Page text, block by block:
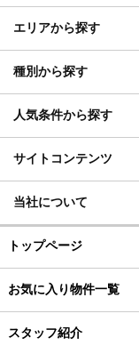
エリアから探す
種別から探す
人気条件から探す
サイトコンテンツ
当社について
トップページ
お気に入り物件一覧
スタッフ紹介